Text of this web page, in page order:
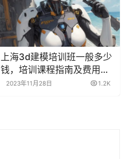
上海3d建模培训班一般多少
钱，培训课程指南及费用解
析！
2023年11月28日 1.2K